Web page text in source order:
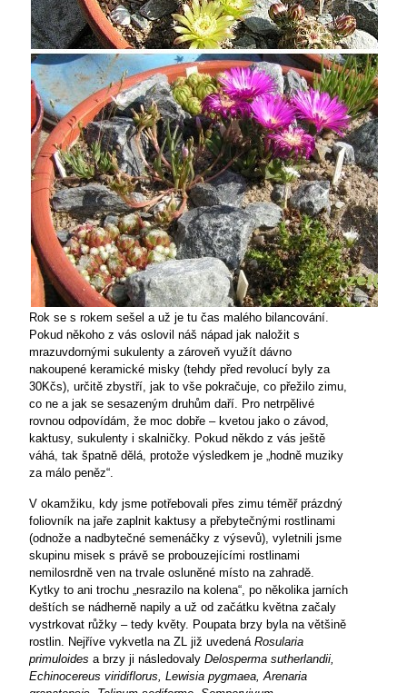
Rok se s rokem sešel a už je tu čas malého bilancování.
Pokud někoho z vás oslovil náš nápad jak naložit s
mrazuvdornými sukulenty a zároveň využít dávno
nakoupené keramické misky (tehdy před revolucí byly za
30Kčs), určitě zbystří, jak to vše pokračuje, co přežilo zimu,
co ne a jak se sesazeným druhům daří. Pro netrpělivé
rovnou odpovídám, že moc dobře – kvetou jako o závod,
kaktusy, sukulenty i skalničky. Pokud někdo z vás ještě
váhá, tak špatně dělá, protože výsledkem je „hodně muziky
za málo peněz“.
V okamžiku, kdy jsme potřebovali přes zimu téměř prázdný
foliovník na jaře zaplnit kaktusy a přebytečnými rostlinami
(odnože a nadbytečné semenáčky z výsevů), vyletnili jsme
skupinu misek s právě se probouzejícími rostlinami
nemilosrdně ven na trvale osluněné místo na zahradě.
Kytky to ani trochu „nesrazilo na kolena“, po několika jarních
deštích se nádherně napily a už od začátku května začaly
vystrkovat růžky – tedy květy. Poupata brzy byla na většině
rostlin. Nejříve vykvetla na ZL již uvedená Rosularia
primuloides a brzy ji následovaly Delosperma sutherlandii,
Echinocereus viridiflorus, Lewisia pygmaea, Arenaria